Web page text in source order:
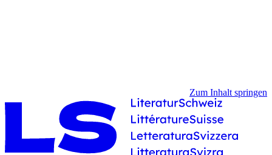
Zum Inhalt springen